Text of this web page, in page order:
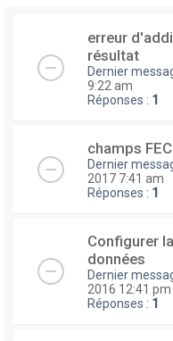
erreur
résultat
Dernier
9:22 am
Réponses : 1
champs
Dernier
2017 7:41 am
Réponses : 1
Configurer
données
Dernier
2016 12:41 pm
Réponses : 1